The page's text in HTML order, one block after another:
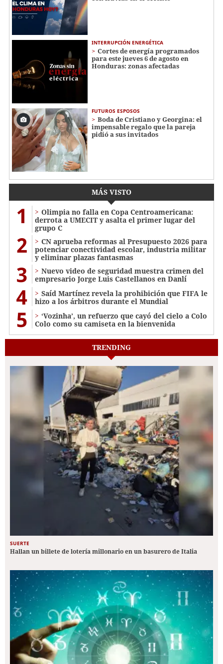
INTERRUPCIÓN ENERGÉTICA
Cortes de energía programados
para este jueves 6 de agosto en
Honduras: zonas afectadas
FUTUROS ESPOSOS
Boda de Cristiano y Georgina: el
impensable regalo que la pareja
pidió a sus invitados
MÁS VISTO
1
Olimpia no falla en Copa Centroamericana:
derrota a UMECIT y asalta el primer lugar del
grupo C
2
CN aprueba reformas al Presupuesto 2026 para
potenciar conectividad escolar, industria militar
y eliminar plazas fantasmas
3
Nuevo video de seguridad muestra crimen del
empresario Jorge Luis Castellanos en Danlí
4
Saíd Martínez revela la prohibición que FIFA le
hizo a los árbitros durante el Mundial
5
‘Vozinha’, un refuerzo que cayó del cielo a Colo
Colo como su camiseta en la bienvenida
TRENDING
SUERTE
Hallan un billete de lotería millonario en un basurero de Italia